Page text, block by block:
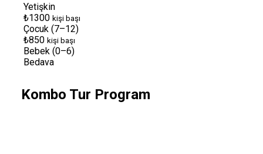
Yetişkin
₺1300 kişi başı
Çocuk (7–12)
₺850 kişi başı
Bebek (0–6)
Bedava
Kombo Tur Program